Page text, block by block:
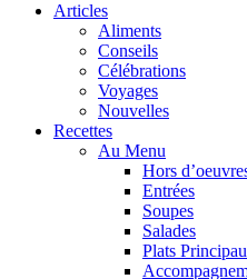
Articles
Aliments
Conseils
Célébrations
Voyages
Nouvelles
Recettes
Au Menu
Hors
Entrées
Soupes
Salades
Plats